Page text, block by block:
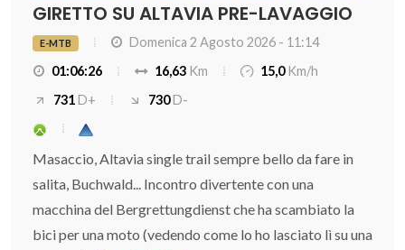
GIRETTO SU ALTAVIA PRE-LAVAGGIO
E-MTB
Domenica 2 Agosto 2026 - 11:14
01:06:26
16,63 Km 15,0Km/h
731D+ 730D-
Masaccio, Altavia single trail sempre bello da fare in
salita, Buchwald... Incontro divertente con una
macchina del Bergrettungdienst che ha scambiato la
bici per una moto (vedendo come lo ho lasciato lì su una